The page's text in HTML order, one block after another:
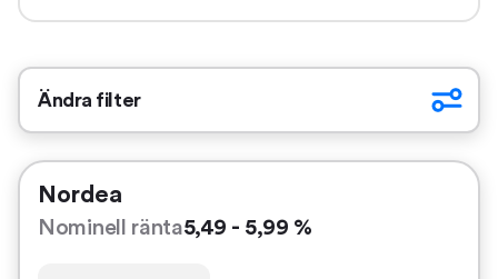
Ändra filter
Nordea
Nominell ränta5,49 - 5,99 %